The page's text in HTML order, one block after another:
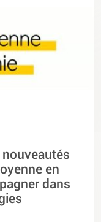
en
dans